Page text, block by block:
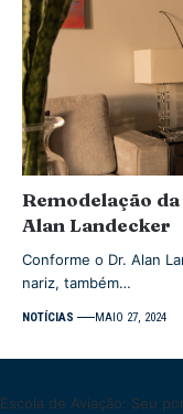
Remodelação
Alan Landecker
Conforme o Dr. Alan
nariz, também…
NOTÍCIAS MAIO 27, 2024
Escola de Aviação: Seu